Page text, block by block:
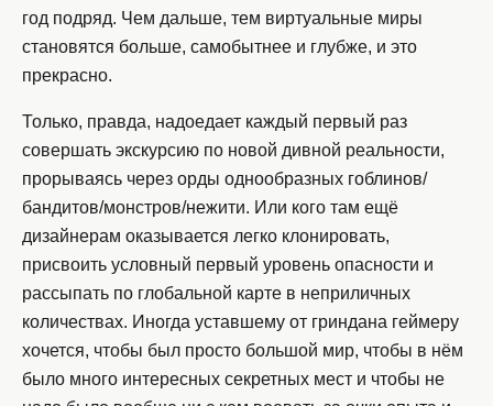
год подряд. Чем дальше, тем виртуальные миры
становятся больше, самобытнее и глубже, и это
прекрасно.
Только, правда, надоедает каждый первый раз
совершать экскурсию по новой дивной реальности,
прорываясь через орды однообразных гоблинов/
бандитов/монстров/нежити. Или кого там ещё
дизайнерам оказывается легко клонировать,
присвоить условный первый уровень опасности и
рассыпать по глобальной карте в неприличных
количествах. Иногда уставшему от гриндана геймеру
хочется, чтобы был просто большой мир, чтобы в нём
было много интересных секретных мест и чтобы не